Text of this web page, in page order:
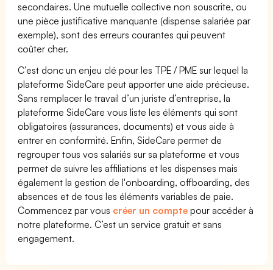
secondaires. Une mutuelle collective non souscrite, ou
une pièce justificative manquante (dispense salariée par
exemple), sont des erreurs courantes qui peuvent
coûter cher.
C’est donc un enjeu clé pour les TPE / PME sur lequel la
plateforme SideCare peut apporter une aide précieuse.
Sans remplacer le travail d’un juriste d’entreprise, la
plateforme SideCare vous liste les éléments qui sont
obligatoires (assurances, documents) et vous aide à
entrer en conformité. Enfin, SideCare permet de
regrouper tous vos salariés sur sa plateforme et vous
permet de suivre les affiliations et les dispenses mais
également la gestion de l'onboarding, offboarding, des
absences et de tous les éléments variables de paie.
Commencez par vous créer un compte pour accéder à
notre plateforme. C’est un service gratuit et sans
engagement.